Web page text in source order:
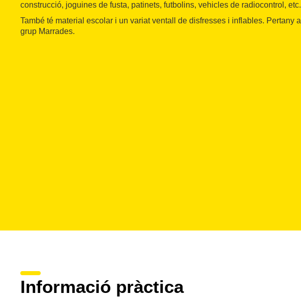
construcció, joguines de fusta, patinets, futbolins, vehicles de radiocontrol, etc.
També té material escolar i un variat ventall de disfresses i inflables. Pertany al
grup Marrades.
Informació pràctica